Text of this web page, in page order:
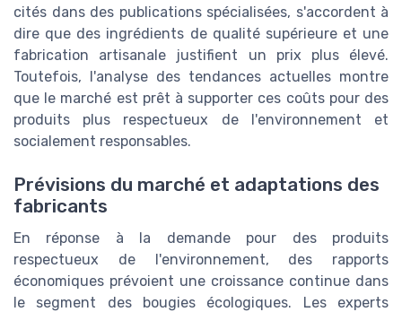
cités dans des publications spécialisées, s'accordent à
dire que des ingrédients de qualité supérieure et une
fabrication artisanale justifient un prix plus élevé.
Toutefois, l'analyse des tendances actuelles montre
que le marché est prêt à supporter ces coûts pour des
produits plus respectueux de l'environnement et
socialement responsables.
Prévisions du marché et adaptations des
fabricants
En réponse à la demande pour des produits
respectueux de l'environnement, des rapports
économiques prévoient une croissance continue dans
le segment des bougies écologiques. Les experts